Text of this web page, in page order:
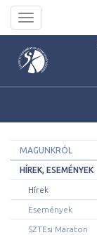
Toggle
navigation
MAGUNKRÓL
HÍREK, ESEMÉNYEK
Hírek
Események
SZTEsi Maraton